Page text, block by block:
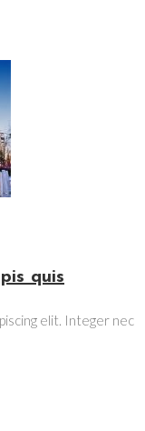
quis
elit. Integer nec